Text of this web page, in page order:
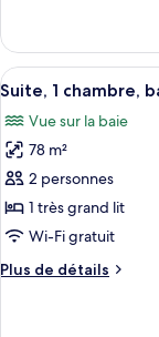
balcon,
vue
la
ville
(2
Double
Beds)
Chambre
double,
1
balcon,
vue
sur
la
ville
(2
Double
Beds)
Afficher
toutes
les
photos
pour
ce
type
chambre :
6
Suite, 1 chambre,
Vue sur la baie
78 m²
2 personnes
1 très grand lit
Wi-Fi gratuit
Plus de détails
Plus